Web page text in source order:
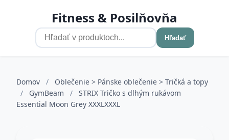
Fitness & Posilňovňa
Hľadať
Domov /
Oblečenie > Pánske oblečenie > Tričká a topy
/
GymBeam /
STRIX Tričko s dlhým rukávom
Essential Moon Grey XXXLXXXL